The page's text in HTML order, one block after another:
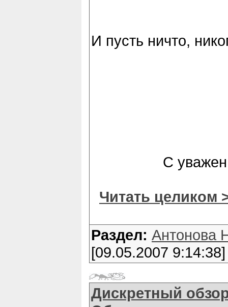
И пусть ничто,
С
Читать целиком
Раздел: Антонова
[09.05.2007 9:14:38]
Дискретный